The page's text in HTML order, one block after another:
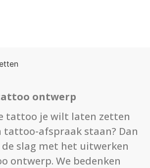
ontwerp
tattoo je wilt laten zetten
tattoo-afspraak staan? Dan
slag met het uitwerken
ontwerp. We bedenken